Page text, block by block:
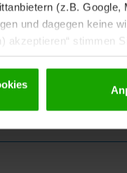
(z.B.
und dagegen keine
akzeptieren“ stimmen